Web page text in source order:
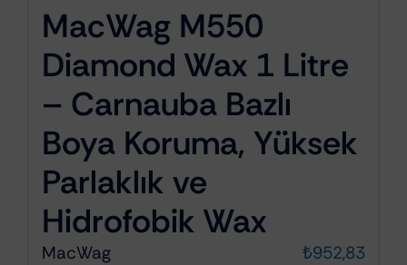
MacWag M550
Diamond Wax 1 Litre
– Carnauba Bazlı
Boya Koruma, Yüksek
Parlaklık ve
Hidrofobik Wax
MacWag ₺952,83